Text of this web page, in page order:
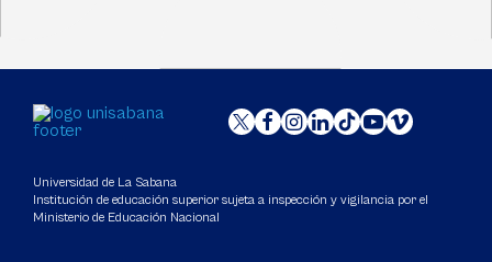
Universidad de La Sabana
Institución de educación superior sujeta a inspección y vigilancia por el
Ministerio de Educación Nacional